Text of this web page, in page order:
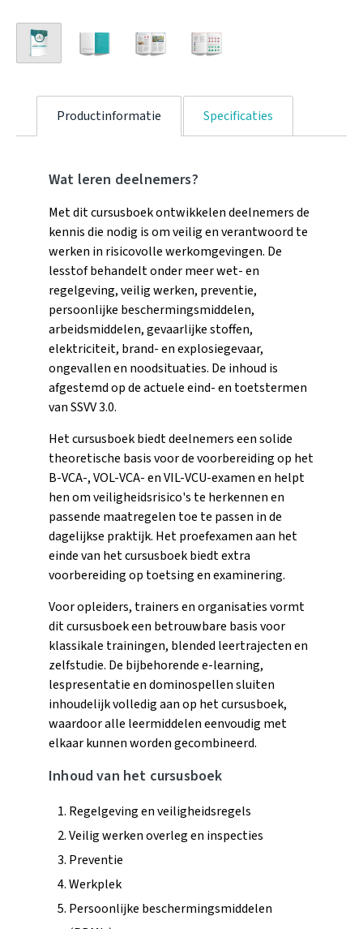
Productinformatie Specificaties
Wat leren deelnemers?
Met dit cursusboek ontwikkelen deelnemers de
kennis die nodig is om veilig en verantwoord te
werken in risicovolle werkomgevingen. De
lesstof behandelt onder meer wet- en
regelgeving, veilig werken, preventie,
persoonlijke beschermingsmiddelen,
arbeidsmiddelen, gevaarlijke stoffen,
elektriciteit, brand- en explosiegevaar,
ongevallen en noodsituaties. De inhoud is
afgestemd op de actuele eind- en toetstermen
van SSVV 3.0.
Het cursusboek biedt deelnemers een solide
theoretische basis voor de voorbereiding op het
B-VCA-, VOL-VCA- en VIL-VCU-examen en helpt
hen om veiligheidsrisico's te herkennen en
passende maatregelen toe te passen in de
dagelijkse praktijk. Het proefexamen aan het
einde van het cursusboek biedt extra
voorbereiding op toetsing en examinering.
Voor opleiders, trainers en organisaties vormt
dit cursusboek een betrouwbare basis voor
klassikale trainingen, blended leertrajecten en
zelfstudie. De bijbehorende e-learning,
lespresentatie en dominospellen sluiten
inhoudelijk volledig aan op het cursusboek,
waardoor alle leermiddelen eenvoudig met
elkaar kunnen worden gecombineerd.
Inhoud van het cursusboek
Regelgeving en veiligheidsregels
Veilig werken overleg en inspecties
Preventie
Werkplek
Persoonlijke beschermingsmiddelen